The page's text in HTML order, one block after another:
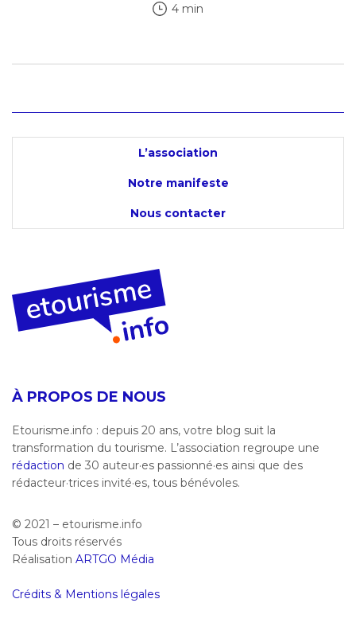
4 min
L’association
Notre manifeste
Nous contacter
À PROPOS DE NOUS
Etourisme.info : depuis 20 ans, votre blog suit la
transformation du tourisme. L’association regroupe une
rédaction de 30 auteur·es passionné·es ainsi que des
rédacteur·trices invité·es, tous bénévoles.
© 2021 – etourisme.info
Tous droits réservés
Réalisation ARTGO Média
Crédits & Mentions légales